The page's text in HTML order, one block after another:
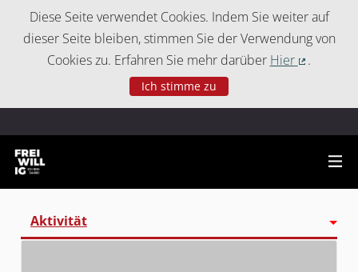
Diese Seite verwendet Cookies. Indem Sie weiter auf
dieser Seite bleiben, stimmen Sie der Verwendung von
Cookies zu. Erfahren Sie mehr darüber Hier
.
Ich stimme zu
Aktivität
Cookie-Einstellungen